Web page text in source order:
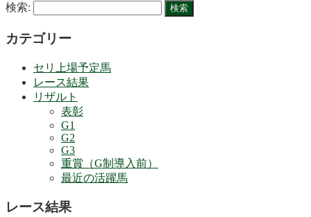
検索:
カテゴリー
セリ上場予定馬
レース結果
リザルト
表彰
G1
G2
G3
重賞（G制導入前）
最近の活躍馬
レース結果